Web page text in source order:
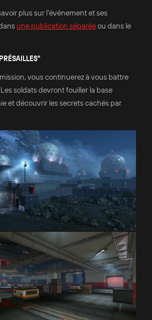
plus sur l'événement et ses
une publication séparéeou dans le
vous continuerez à vous battre
soldats devront fouiller la base
et découvrir les secrets cachés par